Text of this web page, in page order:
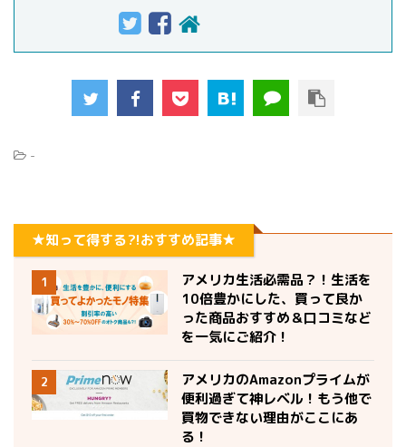
-
★知って得する?!おすすめ記事★
1
アメリカ生活必需品？！生活を
10倍豊かにした、買って良か
った商品おすすめ＆口コミなど
を一気にご紹介！
2
アメリカのAmazonプライムが
便利過ぎて神レベル！もう他で
買物できない理由がここにあ
る！